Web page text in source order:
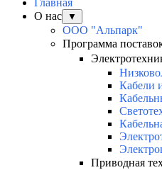
Главная
О нас
▼
ООО "Альпарк"
Программа
Кабели
Приводная